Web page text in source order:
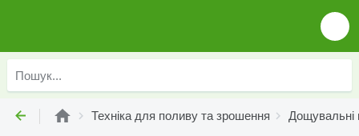
Техніка для поливу та зрошення